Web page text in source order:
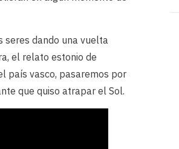
seres dando una vuelta
el relato estonio de
país vasco, pasaremos por
que quiso atrapar el Sol.